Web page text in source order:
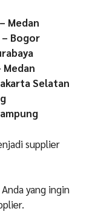
Medan
– Bogor
Medan
Selatan
supplier
yang ingin